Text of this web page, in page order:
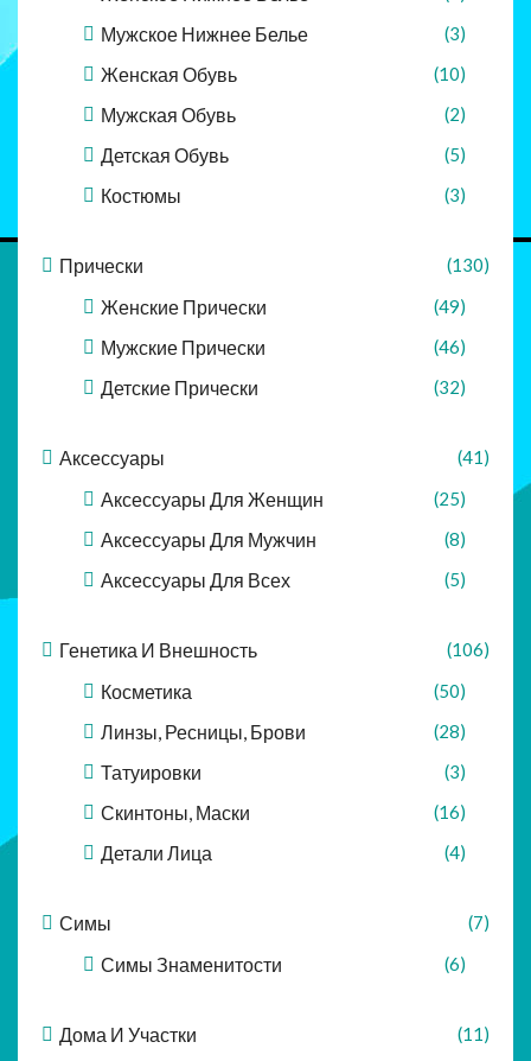
Мужское Нижнее Белье (3)
Женская Обувь (10)
Мужская Обувь (2)
Детская Обувь (5)
Костюмы (3)
Прически (130)
Женские Прически (49)
Мужские Прически (46)
Детские Прически (32)
Аксессуары (41)
Аксессуары Для Женщин (25)
Аксессуары Для Мужчин (8)
Аксессуары Для Всех (5)
Генетика И Внешность (106)
Косметика (50)
Линзы, Ресницы, Брови (28)
Татуировки (3)
Скинтоны, Маски (16)
Детали Лица (4)
Симы (7)
Симы Знаменитости (6)
Дома И Участки (11)